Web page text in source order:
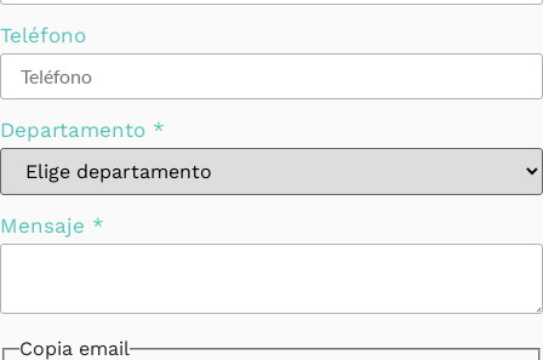
Teléfono
Departamento *
Mensaje *
Copia email